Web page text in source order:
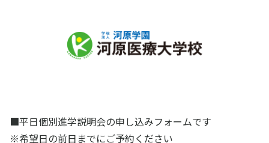
■平日個別進学説明会の申し込みフォームです
※希望日の前日までにご予約ください